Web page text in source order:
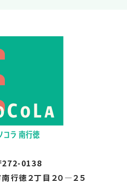
272-0138
行徳２丁目２０―２５